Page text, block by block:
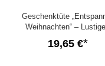
Geschenktüte
Weihnachten“ –
Weihnachtsgeschenk
19,65 €